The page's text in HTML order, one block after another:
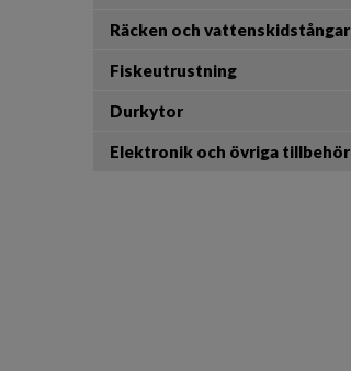
Räcken och vattenskidstångar
Fiskeutrustning
Durkytor
Elektronik och övriga tillbehör